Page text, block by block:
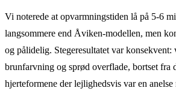
Vi noterede at opvarmningstiden lå på 5-6
langsommere end Åviken-modellen, men
og pålidelig. Stegeresultatet var
brunfarvning og sprød overflade, bortset fra
hjerteformene der lejlighedsvis var en